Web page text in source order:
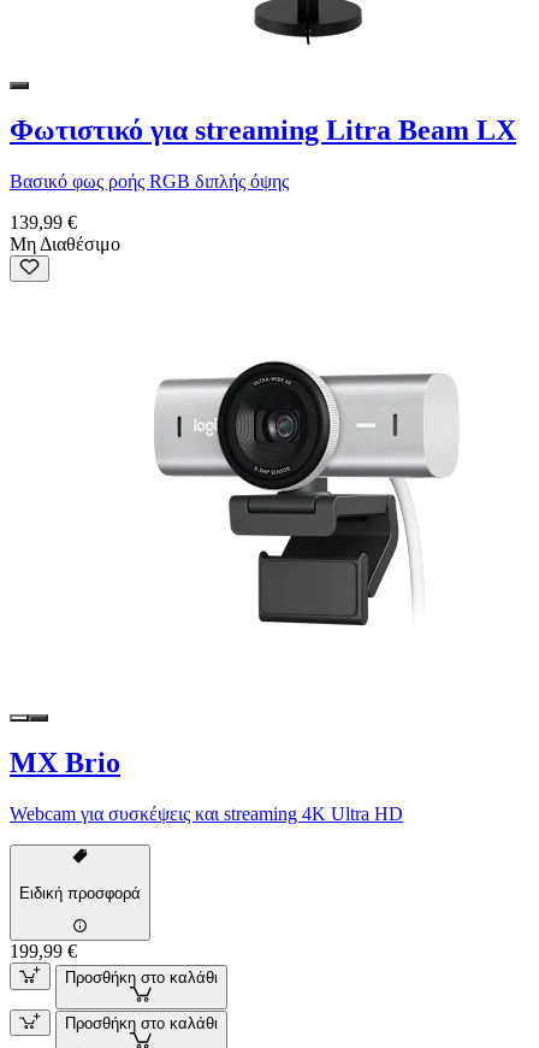
Φωτιστικό για streaming Litra Beam LX
Βασικό φως ροής RGB διπλής όψης
139,99 €
Μη Διαθέσιμο
MX Brio
Webcam για συσκέψεις και streaming 4K Ultra HD
Ειδική προσφορά
199,99 €
Προσθήκη στο καλάθι
Προσθήκη στο καλάθι